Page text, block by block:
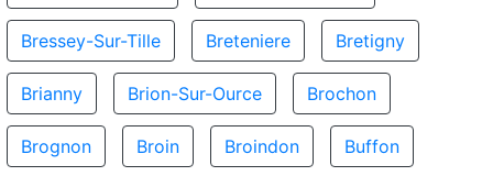
Bressey-Sur-Tille Breteniere Bretigny
Brianny Brion-Sur-Ource Brochon
Brognon Broin Broindon Buffon